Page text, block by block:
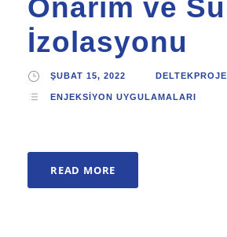
Onarım ve Su
İzolasyonu
ŞUBAT 15, 2022 DELTEKPROJE
ENJEKSIYON UYGULAMALARI
READ MORE